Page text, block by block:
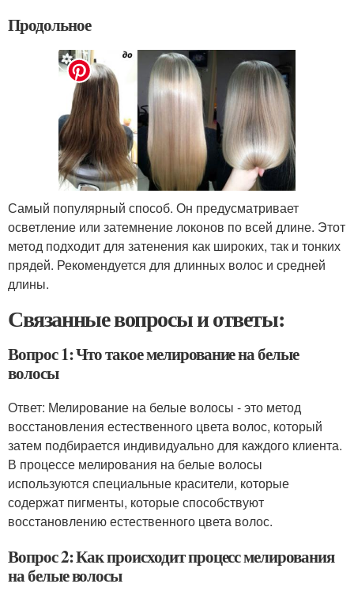
Продольное
Самый популярный способ. Он предусматривает
осветление или затемнение локонов по всей длине. Этот
метод подходит для затенения как широких, так и тонких
прядей. Рекомендуется для длинных волос и средней
длины.
Связанные вопросы и ответы:
Вопрос 1: Что такое мелирование на белые
волосы
Ответ: Мелирование на белые волосы - это метод
восстановления естественного цвета волос, который
затем подбирается индивидуально для каждого клиента.
В процессе мелирования на белые волосы
используются специальные красители, которые
содержат пигменты, которые способствуют
восстановлению естественного цвета волос.
Вопрос 2: Как происходит процесс мелирования
на белые волосы